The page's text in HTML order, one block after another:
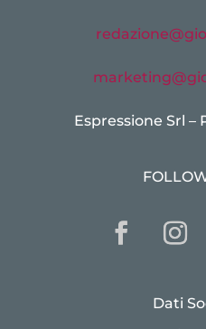
Espressione Srl –
Dati